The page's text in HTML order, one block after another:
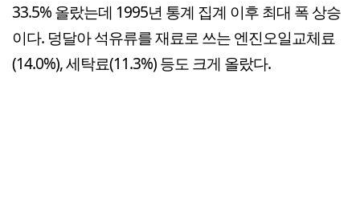
33.5% 올랐는데 1995년 통계 집계 이후 최대 폭 상승
이다. 덩달아 석유류를 재료로 쓰는 엔진오일교체료
(14.0%), 세탁료(11.3%) 등도 크게 올랐다.